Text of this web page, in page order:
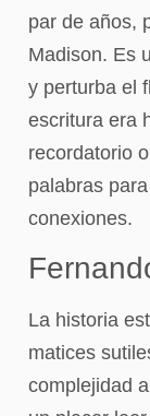
par de años,
Madison. Es
y perturba el
escritura era
recordatorio
palabras
conexiones.
La historia
matices
complejidad